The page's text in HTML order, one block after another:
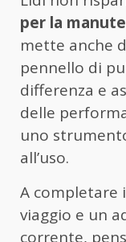
per la
mette anche
pennello di
differenza e
delle
uno
all’uso.
A completare
viaggio e un
corrente,